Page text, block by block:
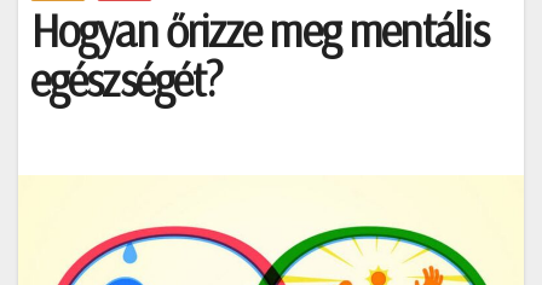
Hogyan őrizze meg mentális
egészségét?